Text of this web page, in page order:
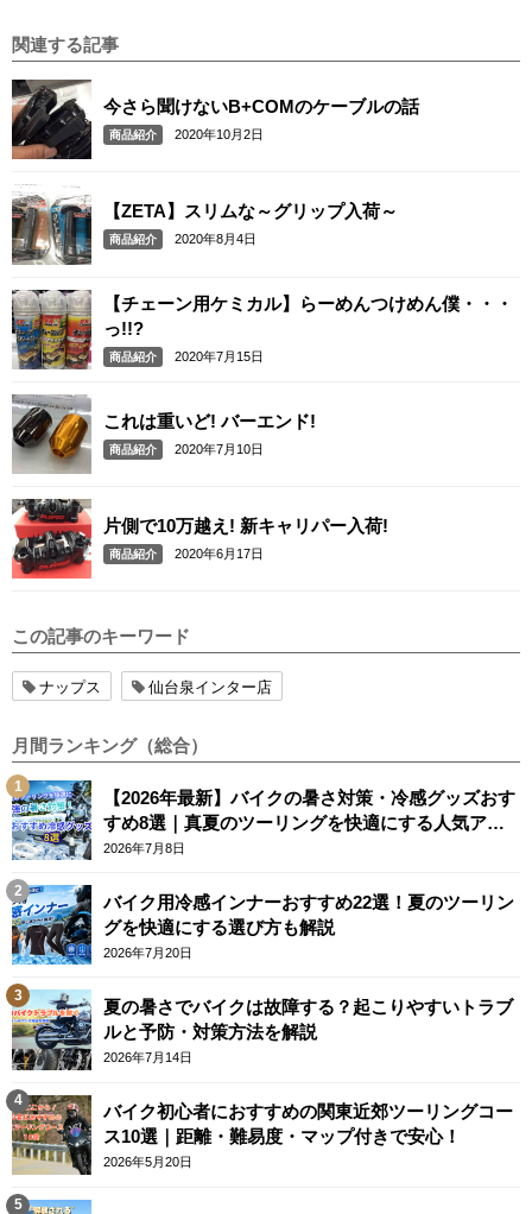
関連する記事
今さら聞けないB+COMのケーブルの話
商品紹介 2020年10月2日
【ZETA】スリムな～グリップ入荷～
商品紹介 2020年8月4日
【チェーン用ケミカル】らーめんつけめん僕・・・
っ!!?
商品紹介 2020年7月15日
これは重いど! バーエンド!
商品紹介 2020年7月10日
片側で10万越え! 新キャリパー入荷!
商品紹介 2020年6月17日
この記事のキーワード
ナップス 仙台泉インター店
月間ランキング（総合）
【2026年最新】バイクの暑さ対策・冷感グッズおす
すめ8選｜真夏のツーリングを快適にする人気アイ
テム
2026年7月8日
バイク用冷感インナーおすすめ22選！夏のツーリン
グを快適にする選び方も解説
2026年7月20日
夏の暑さでバイクは故障する？起こりやすいトラブ
ルと予防・対策方法を解説
2026年7月14日
バイク初心者におすすめの関東近郊ツーリングコー
ス10選｜距離・難易度・マップ付きで安心！
2026年5月20日